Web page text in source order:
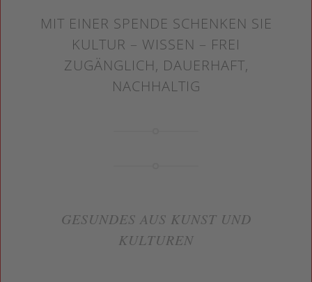
MIT EINER SPENDE SCHENKEN SIE
KULTUR – WISSEN – FREI
ZUGÄNGLICH, DAUERHAFT,
NACHHALTIG
GESUNDES AUS KUNST UND
KULTUREN